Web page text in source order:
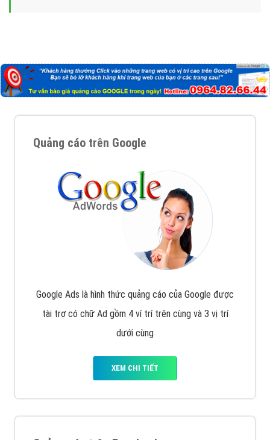
Quảng cáo trên Google
Google Ads là hình thức quảng cáo của Google được
tài trợ có chữ Ad gồm 4 ví trí trên cùng và 3 vị trí
dưới cùng
XEM CHI TIẾT